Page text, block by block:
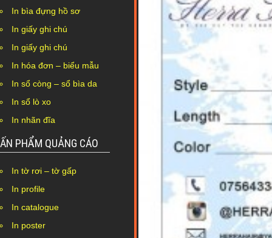
In bìa đựng hồ sơ
In giấy ghi chú
In giấy ghi chú
In hóa đơn – biểu mẫu
In sổ còng – sổ bìa da
In sổ lò xo
In nhãn đĩa
ẤN PHẨM QUẢNG CÁO
In tờ rơi – tờ gấp
In profile
In catalogue
In poster